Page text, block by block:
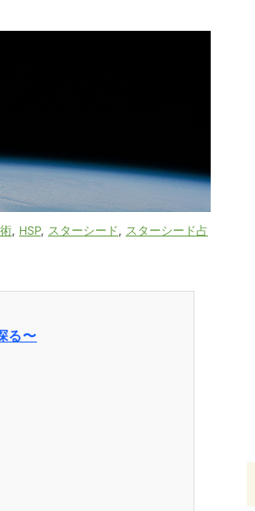
, HSP, スターシード, スターシード占
る〜